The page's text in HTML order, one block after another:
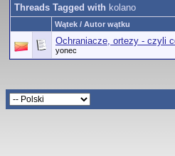
Threads Tagged with kolano
Wątek / Autor wątku
Ochraniacze, ortezy - czyli
yonec